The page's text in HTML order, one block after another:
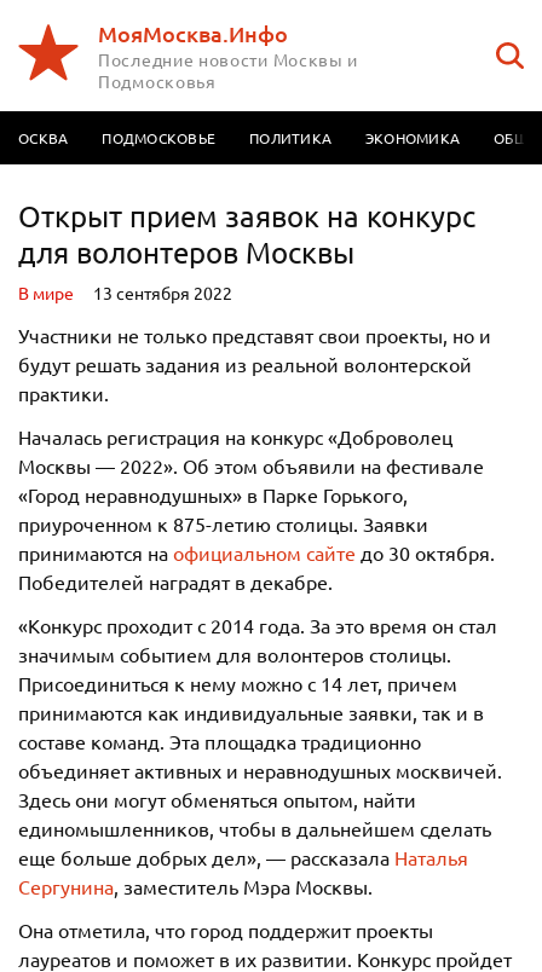
МояМосква.Инфо
Последние новости Москвы и
Подмосковья
МОСКВА ПОДМОСКОВЬЕ ПОЛИТИКА ЭКОНОМИКА
Открыт прием заявок на конкурс
для волонтеров Москвы
В мире 13 сентября 2022
Участники не только представят свои проекты, но и
будут решать задания из реальной волонтерской
практики.
Началась регистрация на конкурс «Доброволец
Москвы — 2022». Об этом объявили на фестивале
«Город неравнодушных» в Парке Горького,
приуроченном к 875-летию столицы. Заявки
принимаются на официальном сайте до 30 октября.
Победителей наградят в декабре.
«Конкурс проходит с 2014 года. За это время он стал
значимым событием для волонтеров столицы.
Присоединиться к нему можно с 14 лет, причем
принимаются как индивидуальные заявки, так и в
составе команд. Эта площадка традиционно
объединяет активных и неравнодушных москвичей.
Здесь они могут обменяться опытом, найти
единомышленников, чтобы в дальнейшем сделать
еще больше добрых дел», — рассказала Наталья
Сергунина, заместитель Мэра Москвы.
Она отметила, что город поддержит проекты
лауреатов и поможет в их развитии. Конкурс пройдет